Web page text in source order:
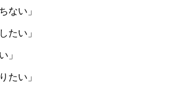
ない」
たい」
」
たい」